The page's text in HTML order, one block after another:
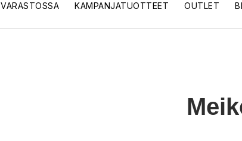
VARASTOSSA KAMPANJATUOTTEET OUTLET